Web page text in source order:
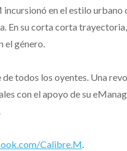
en el estilo urbano
En su corta corta
el género.
todos los oyentes. Una
con el apoyo de su
Calibre.M.